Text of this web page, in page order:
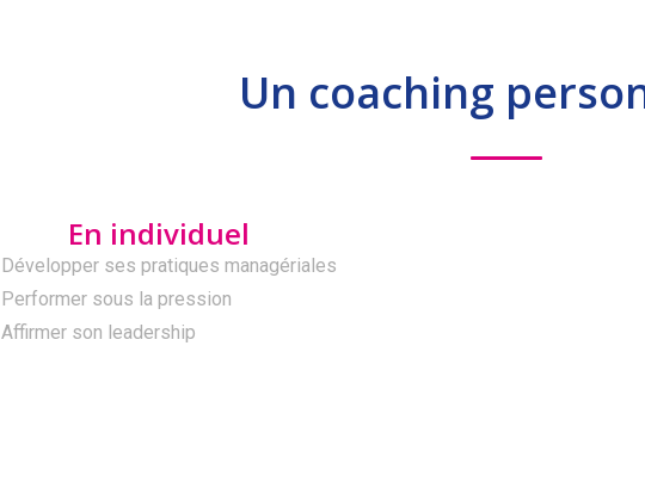
Un coaching
En individuel
Développer ses pratiques managériales
Performer sous la pression
Affirmer son leadership